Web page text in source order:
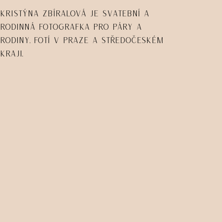
Kristýna Zbíralová je svatební a
rodinná fotografka pro páry a
rodiny. Fotí v Praze a Středočeském
kraji.